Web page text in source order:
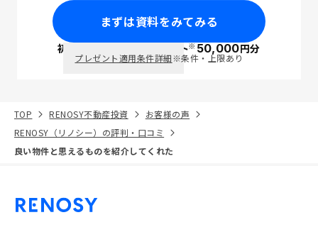
まずは資料をみてみる
初回面談で ポイント※50,000円分
プレゼント適用条件詳細※条件・上限あり
TOP RENOSY不動産投資
お客様の声
RENOSY（リノシー）の評判・口コミ
良い物件と思えるものを紹介してくれた